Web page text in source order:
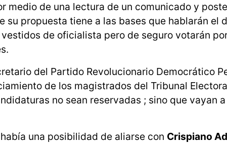
medio de una lectura de un comunicado y
su propuesta tiene a las bases que hablarán el
de oficialista pero de seguro votarán
del Partido Revolucionario Democrático
de los magistrados del Tribunal
no sean reservadas ; sino que vayan
una posibilidad de aliarse con Crispiano